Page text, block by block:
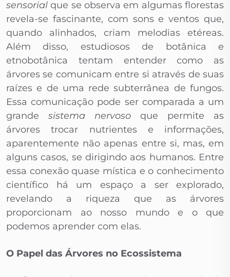
sensorial que se observa em algumas florestas
revela-se fascinante, com sons e ventos que,
quando alinhados, criam melodias etéreas.
Além disso, estudiosos de botânica e
etnobotânica tentam entender como as
árvores se comunicam entre si através de suas
raízes e de uma rede subterrânea de fungos.
Essa comunicação pode ser comparada a um
grande sistema nervoso que permite as
árvores trocar nutrientes e informações,
aparentemente não apenas entre si, mas, em
alguns casos, se dirigindo aos humanos. Entre
essa conexão quase mística e o conhecimento
científico há um espaço a ser explorado,
revelando a riqueza que as árvores
proporcionam ao nosso mundo e o que
podemos aprender com elas.
O Papel das Árvores no Ecossistema